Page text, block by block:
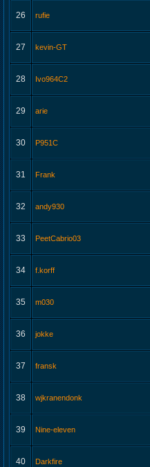
26 rufie
27 kevin-GT
28 Ivo964C2
29 arie
30 P951C
31 Frank
32 andy930
33 PeetCabrio03
34 f.korff
35 m030
36 jokke
37 fransk
38 wjkranendonk
39 Nine-eleven
40 Darkfire